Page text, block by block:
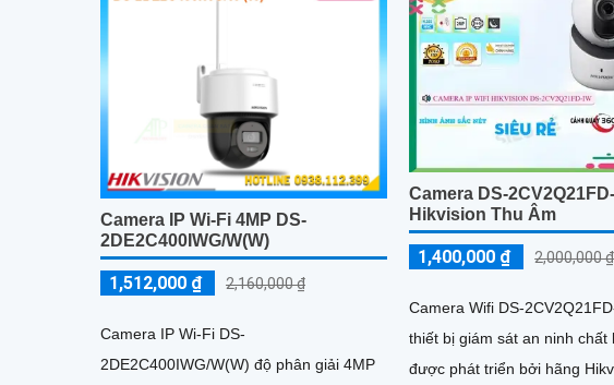
Camera IP Wi-Fi 4MP DS-
2DE2C400IWG/W(W)
1,512,000 ₫ 2,160,000 ₫
Camera IP Wi-Fi DS-
2DE2C400IWG/W(W) độ phân giải 4MP
Camera DS-
Hikvision Thu Âm
1,400,000 ₫ 2,000,000 ₫
Camera Wifi DS-
thiết bị giám sát an ninh chất
được phát triển bởi hãng